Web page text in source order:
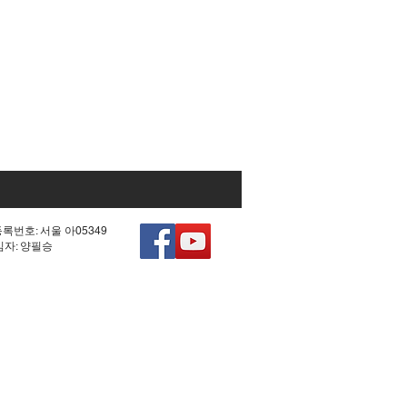
번호: 서울 아05349
: 양필승